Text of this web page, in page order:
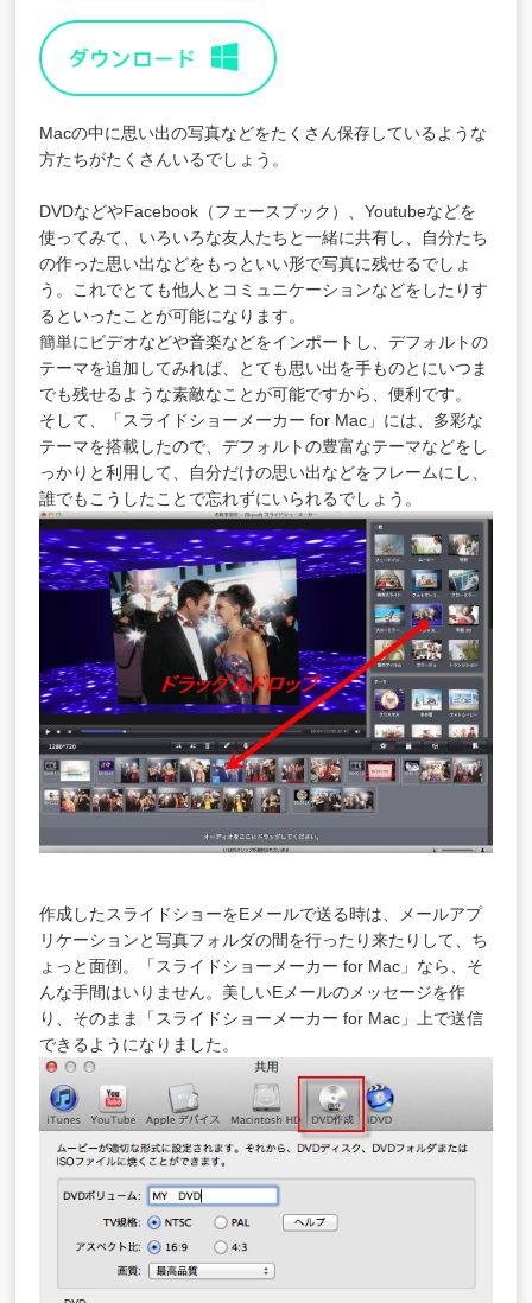
Macの中に思い出の写真などをたくさん保存しているような
方たちがたくさんいるでしょう。
DVDなどやFacebook（フェースブック）、Youtubeなどを
使ってみて、いろいろな友人たちと一緒に共有し、自分たち
の作った思い出などをもっといい形で写真に残せるでしょ
う。これでとても他人とコミュニケーションなどをしたりす
るといったことが可能になります。
簡単にビデオなどや音楽などをインポートし、デフォルトの
テーマを追加してみれば、とても思い出を手ものとにいつま
でも残せるような素敵なことが可能ですから、便利です。
そして、「スライドショーメーカー for Mac」には、多彩な
テーマを搭載したので、デフォルトの豊富なテーマなどをし
っかりと利用して、自分だけの思い出などをフレームにし、
誰でもこうしたことで忘れずにいられるでしょう。
作成したスライドショーをEメールで送る時は、メールアプ
リケーションと写真フォルダの間を行ったり来たりして、ち
ょっと面倒。「スライドショーメーカー for Mac」なら、そ
んな手間はいりません。美しいEメールのメッセージを作
り、そのまま「スライドショーメーカー for Mac」上で送信
できるようになりました。